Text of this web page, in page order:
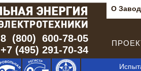
О
8 (800) 600-78-05
+7 (495) 291-70-34